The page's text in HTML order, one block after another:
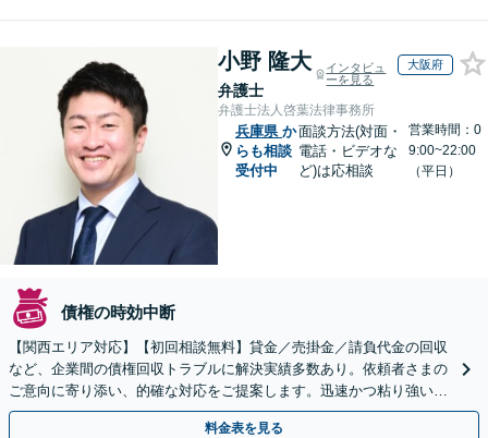
小野 隆大
弁護士
インタビュ
ーを見る
大阪府
弁護士法人啓葉法律事務所
兵庫県 か
らも相談
受付中
面談方法(対面・
電話・ビデオな
ど)は応相談
営業時間：0
9:00~22:00
（平日）
債権の時効中断
【関西エリア対応】【初回相談無料】貸金／売掛金／請負代金の回収
など、企業間の債権回収トラブルに解決実績多数あり。依頼者さまの
ご意向に寄り添い、的確な対応をご提案します。迅速かつ粘り強い交
渉で、少しでも回収できるよう尽力します【土日祝対応可】
料金表を見る